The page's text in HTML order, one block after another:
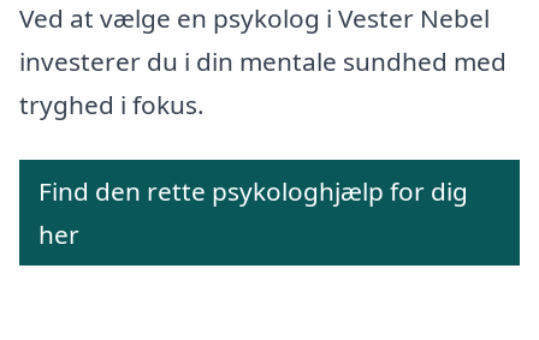
Ved at vælge en psykolog i Vester Nebel
investerer du i din mentale sundhed med
tryghed i fokus.
Find den rette psykologhjælp for dig
her